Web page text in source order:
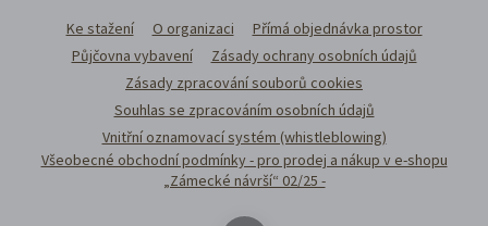
Ke stažení O organizaci
Přímá objednávka prostor
Půjčovna vybavení
Zásady ochrany osobních údajů
Zásady zpracování souborů cookies
Souhlas se zpracováním osobních údajů
Vnitřní oznamovací systém (whistleblowing)
Všeobecné obchodní podmínky - pro prodej a nákup v e-shopu
„Zámecké návrší“ 02/25 -